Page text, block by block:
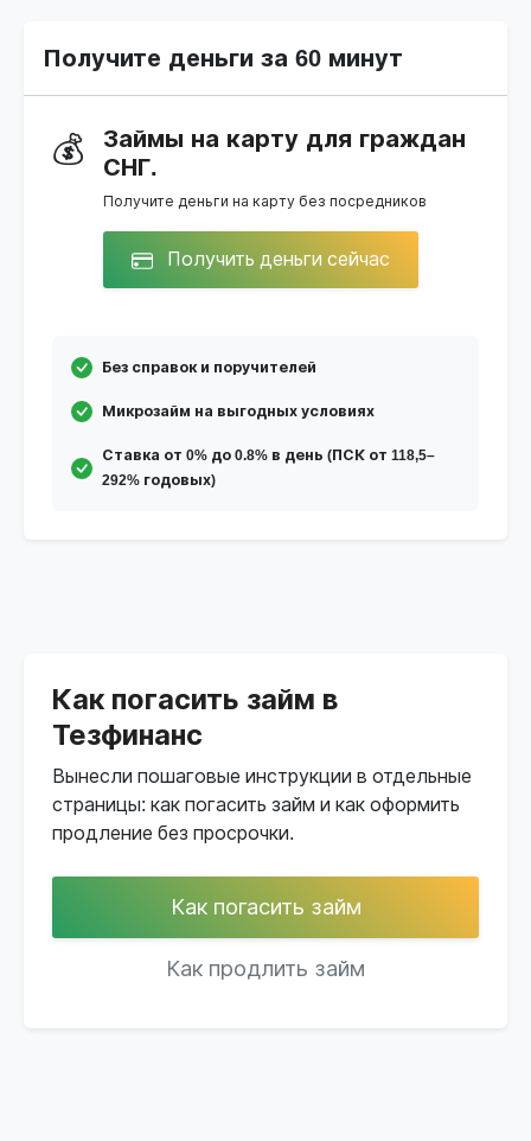
Получите деньги за 60 минут
💰
Займы на карту для граждан
СНГ.
Получите деньги на карту без посредников
Получить деньги сейчас
Без справок и поручителей
Микрозайм на выгодных условиях
Ставка от 0% до 0.8% в день (ПСК от 118,5–
292% годовых)
Как погасить займ в
Тезфинанс
Вынесли пошаговые инструкции в отдельные
страницы: как погасить займ и как оформить
продление без просрочки.
Как погасить займ
Как продлить займ